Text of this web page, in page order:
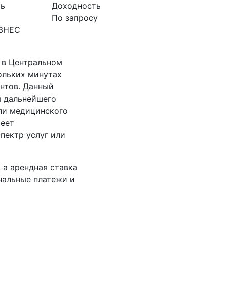
Доходность
По запросу
Центральном
минутах
Данный
дальнейшего
медицинского
услуг или
арендная ставка
платежи и